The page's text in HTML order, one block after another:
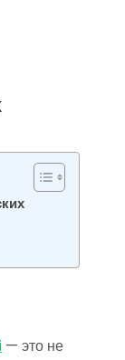
— это не